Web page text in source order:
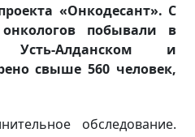
«Онкодесант». С
побывали в
Усть-Алданском и
свыше 560 человек,
обследование.